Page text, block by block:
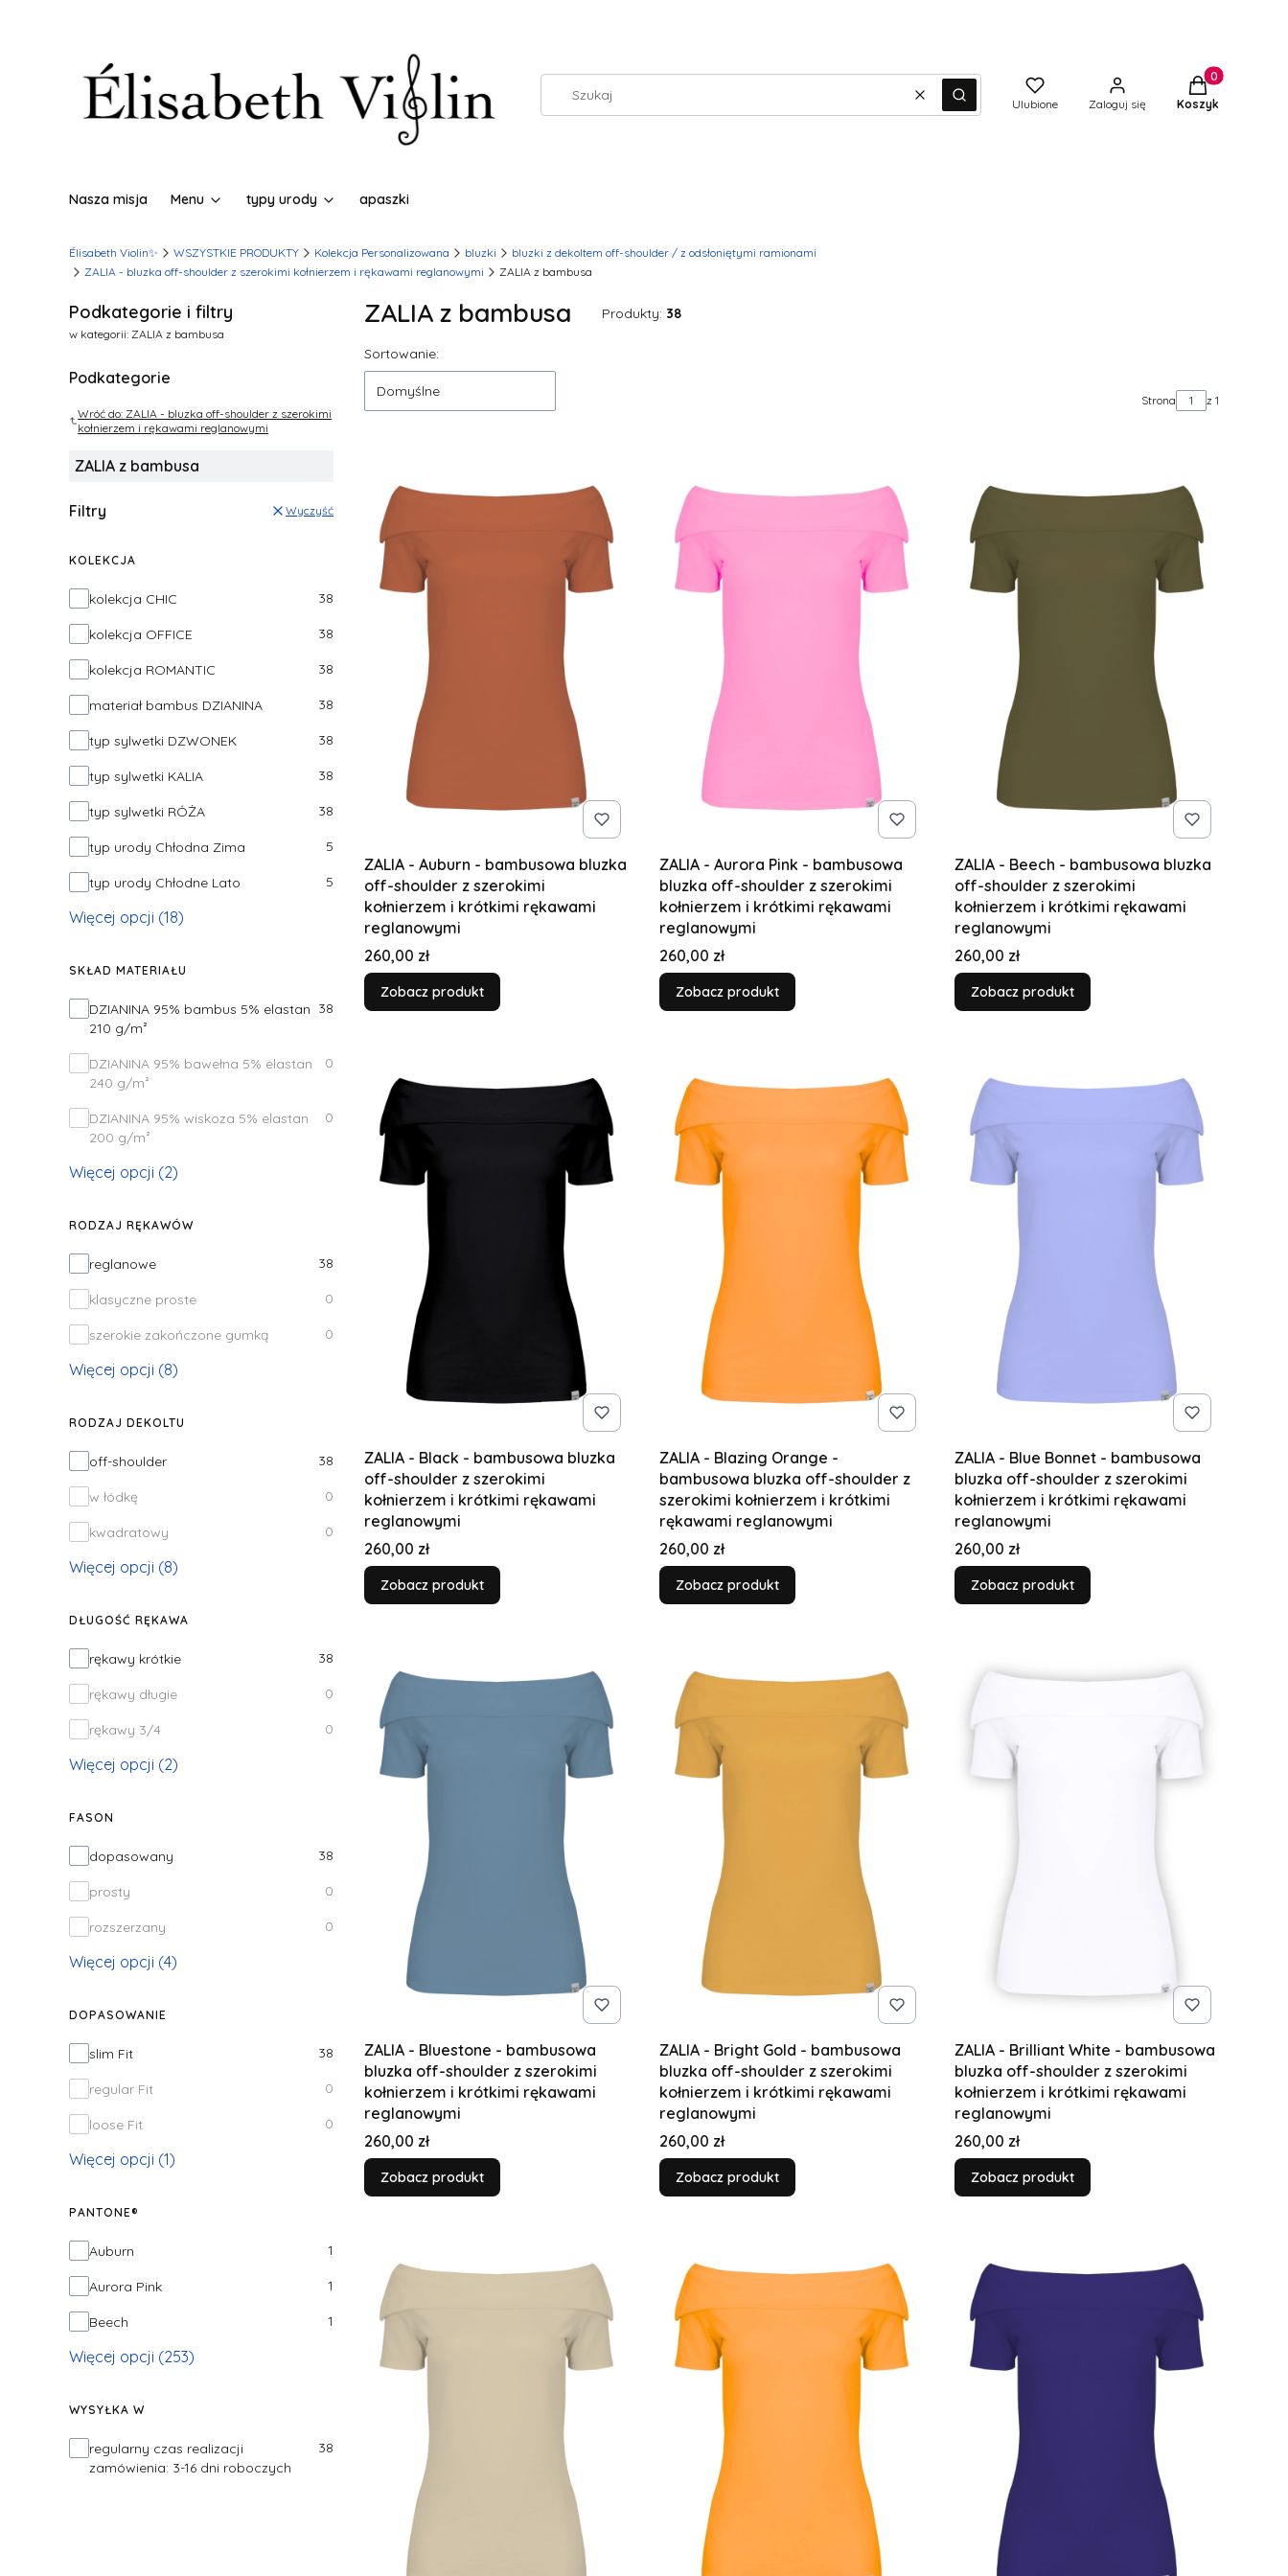
WyczyśćSzukaj Ulubione Zaloguj się
Produkty w
Koszyk
Nasza misja Menu typy urody apaszki
Élisabeth Violin✨ WSZYSTKIE PRODUKTY Kolekcja Personalizowana bluzki
bluzki z dekoltem off-shoulder / z odsłoniętymi ramionami
ZALIA - bluzka off-shoulder z szerokimi kołnierzem i rękawami reglanowymi
ZALIA z bambusa
Podkategorie i filtry
w kategorii: ZALIA z bambusa
Podkategorie
Wróć do: ZALIA - bluzka off-shoulder z szerokimi
kołnierzem i rękawami reglanowymi
ZALIA z bambusa
Filtry Wyczyść
KOLEKCJA
Kolekcja
kolekcja CHIC 38
kolekcja OFFICE 38
kolekcja ROMANTIC 38
materiał bambus DZIANINA 38
typ sylwetki DZWONEK 38
typ sylwetki KALIA 38
typ sylwetki RÓŻA 38
typ urody Chłodna Zima 5
typ urody Chłodne Lato 5
Więcej opcji (18)
SKŁAD MATERIAŁU
Skład materiału
DZIANINA 95% bambus 5% elastan
210 g/m²
38
DZIANINA 95% bawełna 5% elastan
240 g/m²
0
DZIANINA 95% wiskoza 5% elastan
200 g/m²
0
Więcej opcji (2)
RODZAJ RĘKAWÓW
Rodzaj rękawów
reglanowe 38
klasyczne proste 0
szerokie zakończone gumką 0
Więcej opcji (8)
RODZAJ DEKOLTU
Rodzaj dekoltu
off-shoulder 38
w łódkę 0
kwadratowy 0
Więcej opcji (8)
DŁUGOŚĆ RĘKAWA
Długość rękawa
rękawy krótkie 38
rękawy długie 0
rękawy 3/4 0
Więcej opcji (2)
FASON
Fasondopasowany 38
prosty 0
rozszerzany 0
Więcej opcji (4)
DOPASOWANIE
Dopasowanie
slim Fit 38
regular Fit 0
loose Fit 0
Więcej opcji (1)
PANTONE®
PANTONE®
Auburn 1
Aurora Pink 1
Beech 1
Więcej opcji (253)
WYSYŁKA W
Wysyłka w
regularny czas realizacji
zamówienia: 3-16 dni roboczych
38
ZALIA z bambusa Produkty: 38
Lista produktów
Sortowanie:
Domyślne
Strona z 1
ZALIA - Auburn - bambusowa bluzka
off-shoulder z szerokimi
kołnierzem i krótkimi rękawami
reglanowymi
Cena
260,00 zł
Zobacz produkt
ZALIA - Aurora Pink - bambusowa
bluzka off-shoulder z szerokimi
kołnierzem i krótkimi rękawami
reglanowymi
Cena
260,00 zł
Zobacz produkt
ZALIA - Beech - bambusowa bluzka
off-shoulder z szerokimi
kołnierzem i krótkimi rękawami
reglanowymi
Cena
260,00 zł
Zobacz produkt
ZALIA - Black - bambusowa bluzka
off-shoulder z szerokimi
kołnierzem i krótkimi rękawami
reglanowymi
Cena
260,00 zł
Zobacz produkt
ZALIA - Blazing Orange -
bambusowa bluzka off-shoulder z
szerokimi kołnierzem i krótkimi
rękawami reglanowymi
Cena
260,00 zł
Zobacz produkt
ZALIA - Blue Bonnet - bambusowa
bluzka off-shoulder z szerokimi
kołnierzem i krótkimi rękawami
reglanowymi
Cena
260,00 zł
Zobacz produkt
ZALIA - Bluestone - bambusowa
bluzka off-shoulder z szerokimi
kołnierzem i krótkimi rękawami
reglanowymi
Cena
260,00 zł
Zobacz produkt
ZALIA - Bright Gold - bambusowa
bluzka off-shoulder z szerokimi
kołnierzem i krótkimi rękawami
reglanowymi
Cena
260,00 zł
Zobacz produkt
ZALIA - Brilliant White - bambusowa
bluzka off-shoulder z szerokimi
kołnierzem i krótkimi rękawami
reglanowymi
Cena
260,00 zł
Zobacz produkt